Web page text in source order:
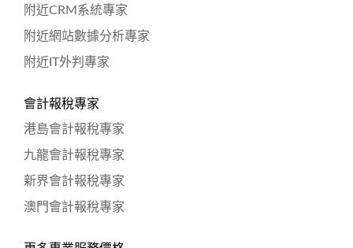
附近CRM系統專家
附近網站數據分析專家
附近IT外判專家
會計報稅專家
港島會計報稅專家
九龍會計報稅專家
新界會計報稅專家
澳門會計報稅專家